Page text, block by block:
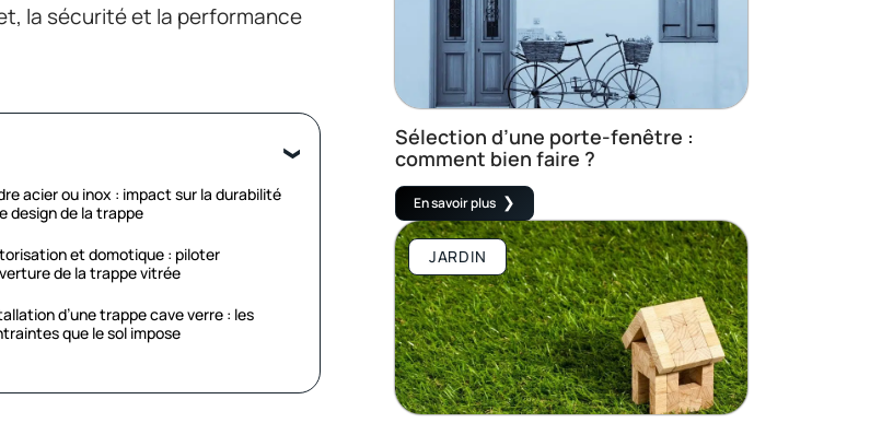
la sécurité et la performance
acier ou inox : impact sur la durabilité
design de la trappe
et domotique : piloter
de la trappe vitrée
d’une trappe cave verre : les
que le sol impose
Sélection d’une porte-fenêtre :
comment bien faire ?
En savoir plus
JARDIN